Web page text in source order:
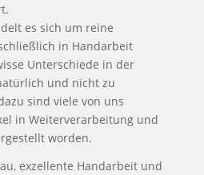
es sich um reine
in Handarbeit
Unterschiede in der
und nicht zu
sind viele von uns
in Weiterverarbeitung und
worden.
exzellente Handarbeit und